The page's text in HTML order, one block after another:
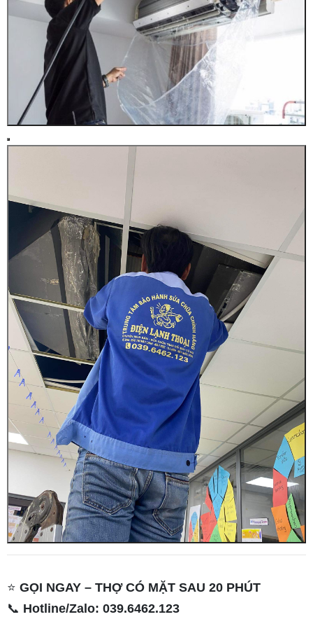
⭐ GỌI NGAY – THỢ CÓ MẶT SAU 20 PHÚT
📞 Hotline/Zalo: 039.6462.123